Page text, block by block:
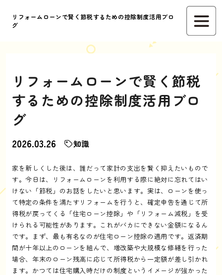
リフォームローンで賢く節税するための控除制度活用ブロ
グ
リフォームローンで賢く節税
するための控除制度活用ブロ
グ
2026.03.26 知識
家を新しくした後は、誰だって家計の支出を賢く抑えたいもので
す。今日は、リフォームローンを利用する際に絶対に忘れてはい
けない「節税」のお話をしたいと思います。実は、ローンを使っ
て特定の条件を満たすリフォームを行うと、確定申告を通じて所
得税が戻ってくる「住宅ローン控除」や「リフォーム減税」を受
けられる可能性があります。これがバカにできない金額になるん
です。まず、最も有名なのが住宅ローン控除の適用です。返済期
間が十年以上のローンを組んで、増改築や大規模な修繕を行った
場合、年末のローン残高に応じて所得税から一定額が差し引かれ
ます。かつては住宅購入時だけの制度というイメージが強かった